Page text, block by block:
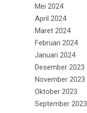
Mei 2024
April 2024
Maret 2024
Februari 2024
Januari 2024
Desember 2023
November 2023
Oktober 2023
September 2023